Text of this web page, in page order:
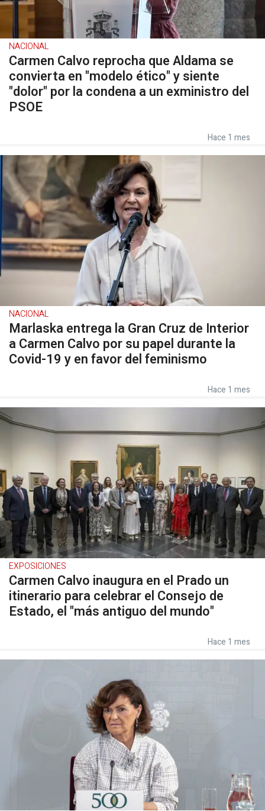
NACIONAL
Carmen Calvo reprocha que Aldama se
convierta en "modelo ético" y siente
"dolor" por la condena a un exministro del
PSOE
Hace 1 mes
NACIONAL
Marlaska entrega la Gran Cruz de Interior
a Carmen Calvo por su papel durante la
Covid-19 y en favor del feminismo
Hace 1 mes
EXPOSICIONES
Carmen Calvo inaugura en el Prado un
itinerario para celebrar el Consejo de
Estado, el "más antiguo del mundo"
Hace 1 mes